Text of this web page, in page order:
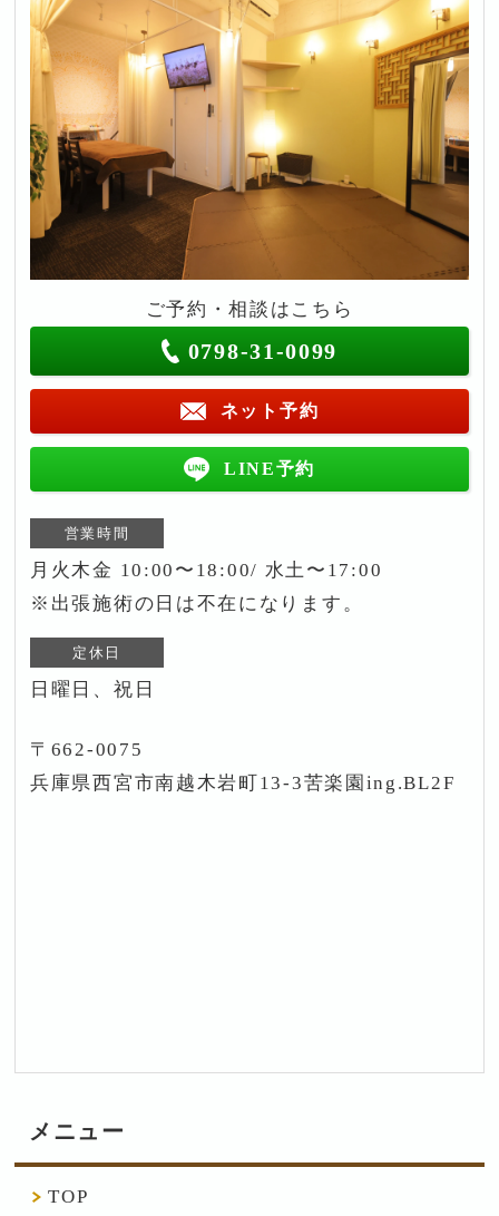
ご予約・相談はこちら
0798-31-0099
ネット予約
LINE予約
営業時間
月火木金 10:00〜18:00/ 水土〜17:00
※出張施術の日は不在になります。
定休日
日曜日、祝日
〒662-0075
兵庫県西宮市南越木岩町13-3苦楽園ing.BL2F
メニュー
TOP